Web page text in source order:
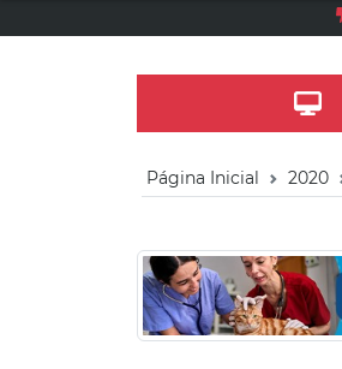
Página Inicial 2020